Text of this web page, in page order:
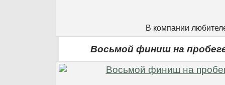
В компании
Восьмой финиш на